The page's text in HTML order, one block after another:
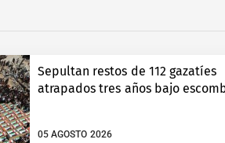
Sepultan restos de 112 gazatíes
atrapados tres años bajo
05 AGOSTO 2026